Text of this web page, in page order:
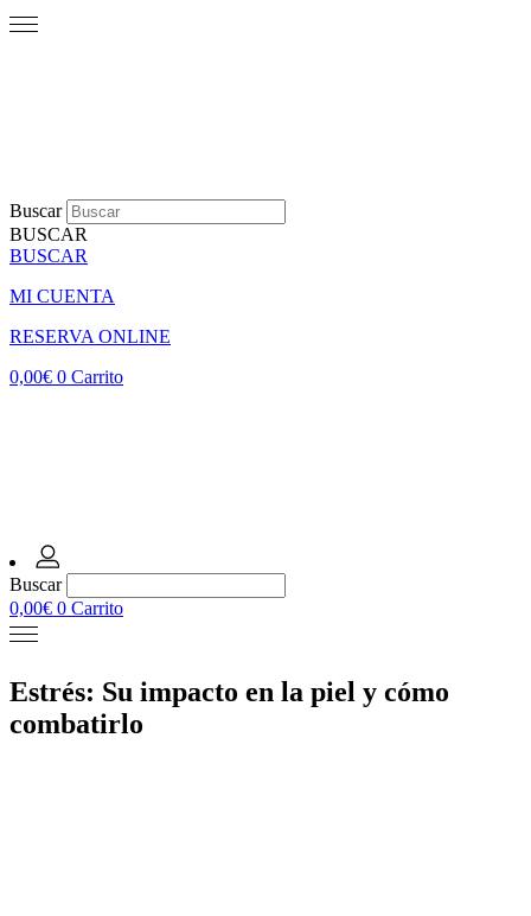
Buscar
BUSCAR
BUSCAR
MI CUENTA
RESERVA ONLINE
0,00€ 0 Carrito
Buscar
0,00€ 0 Carrito
Estrés: Su impacto en la piel y cómo
combatirlo